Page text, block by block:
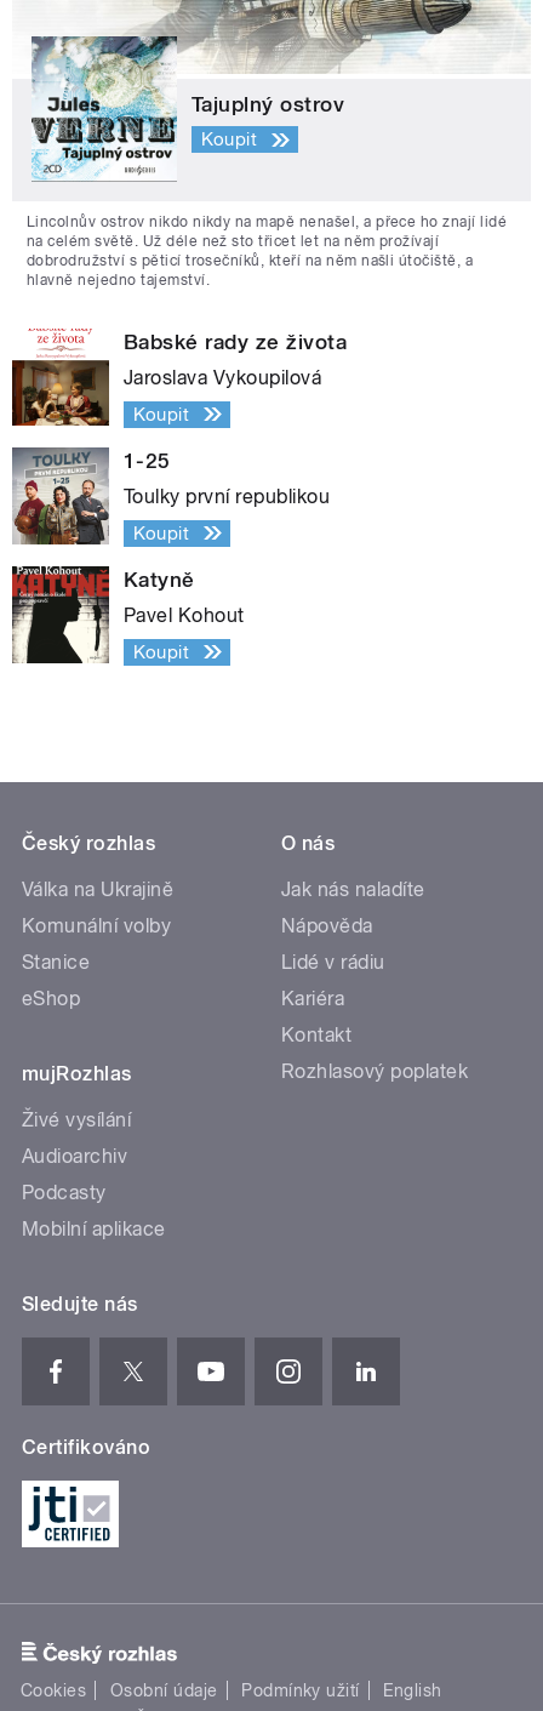
Tajuplný ostrov
Koupit
Lincolnův ostrov nikdo nikdy na mapě nenašel, a přece ho znají lidé
na celém světě. Už déle než sto třicet let na něm prožívají
dobrodružství s pěticí trosečníků, kteří na něm našli útočiště, a
hlavně nejedno tajemství.
Babské rady ze života
Jaroslava Vykoupilová
Koupit
1-25
Toulky první republikou
Koupit
Katyně
Pavel Kohout
Koupit
Český rozhlas
Válka na Ukrajině
Komunální volby
Stanice
eShop
mujRozhlas
Živé vysílání
Audioarchiv
Podcasty
Mobilní aplikace
O nás
Jak nás naladíte
Nápověda
Lidé v rádiu
Kariéra
Kontakt
Rozhlasový poplatek
Sledujte nás
Certifikováno
Cookies Osobní údaje Podmínky užití
English